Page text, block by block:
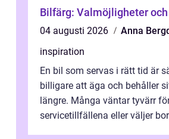
Bilfärg: Valmöjligheter
04 augusti 2026
Anna
inspiration
En bil som servas i rätt tid är
billigare att äga och behåller
längre. Många väntar tyvärr
servicetillfällena eller väljer